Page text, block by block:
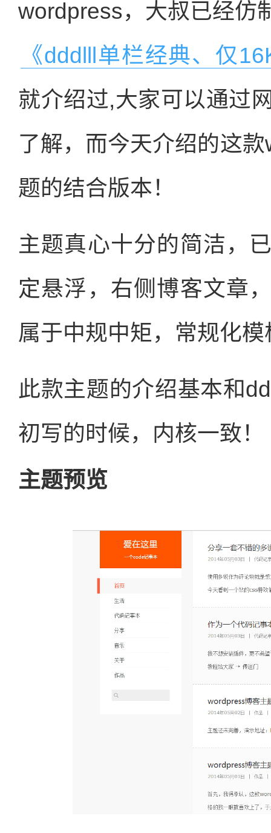
wordpress，大叔已经仿
《dddlll单栏经典、仅
就介绍过,大家可以通过
了解，而今天介绍的这
题的结合版本！
主题真心十分的简洁，
定悬浮，右侧博客文章
属于中规中矩，常规化
此款主题的介绍基本和
初写的时候，内核一致！
主题预览